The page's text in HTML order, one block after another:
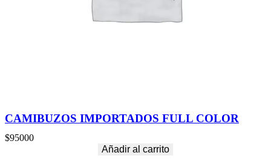
CAMIBUZOS IMPORTADOS FULL COLOR
$95000
Añadir al carrito